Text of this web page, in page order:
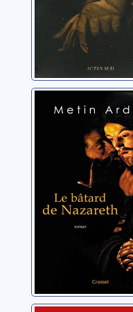
Le bâtard de
Nazareth
Arditi, Metin